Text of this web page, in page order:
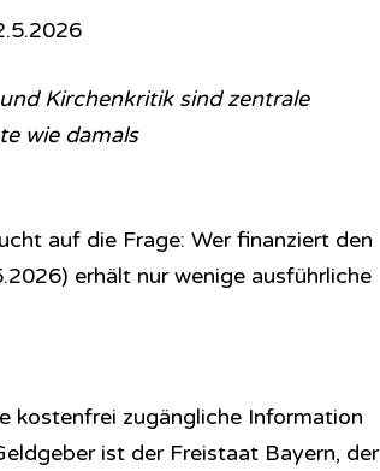
Kirchenkritik sind zentrale
wie damals
auf die Frage: Wer finanziert den
erhält nur wenige ausführliche
kostenfrei zugängliche Information
ist der Freistaat Bayern, der